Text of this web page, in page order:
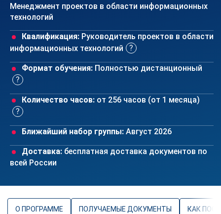
Менеджмент проектов в области информационных
технологий
Квалификация: Руководитель проектов в области
информационных технологий
Формат обучения: Полностью дистанционный
Количество часов: от 256 часов (от 1 месяца)
Ближайший набор группы: Август 2026
Доставка: бесплатная доставка документов по
всей России
О ПРОГРАММЕ ПОЛУЧАЕМЫЕ ДОКУМЕНТЫ КАК